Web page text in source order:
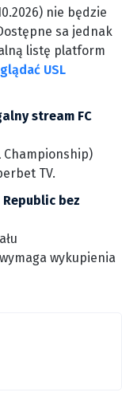
nie będzie
sa jednak
listę platform
USL
stream FC
Championship)
TV.
bez
wykupienia